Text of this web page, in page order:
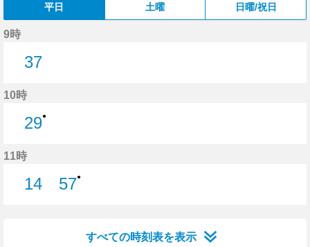
平日 土曜 日曜/祝日
9時
37
10時
29●
11時
14
57●
すべての時刻表を表示